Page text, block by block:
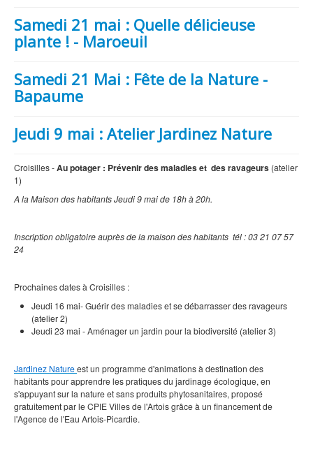
Samedi 21 mai : Quelle délicieuse
plante ! - Maroeuil
Samedi 21 Mai : Fête de la Nature -
Bapaume
Jeudi 9 mai : Atelier Jardinez Nature
Croisilles -Au potager : Prévenir des maladies et des ravageurs (atelier
1)
A la Maison des habitants Jeudi 9 maide 18h à 20h.
Inscription obligatoire auprès de la maison des habitants tél :03 21 07 57
24
Prochaines dates à Croisilles :
Jeudi 16 mai- Guérir des maladies et se débarrasser des ravageurs
(atelier 2)
Jeudi 23 mai - Aménager un jardin pour la biodiversité (atelier 3)
Jardinez Natureest un programme d'animations à destination des
habitants pour apprendre les pratiques du jardinage écologique, en
s'appuyant sur la nature et sans produits phytosanitaires, proposé
gratuitement par le CPIE Villes de l'Artois grâce à un financement de
l'Agence de l'Eau Artois-Picardie.